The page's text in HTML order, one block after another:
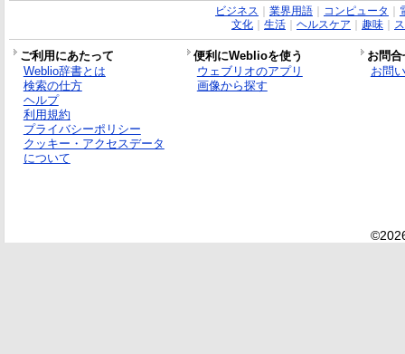
ビジネス 業界用語｜ コンピュータ
文化｜ 生活｜ ヘルスケア 趣味｜
ご利用にあたって 便利にWeblioを使う
お問
Weblio辞書とは
検索の仕方
ヘルプ
利用規約
プライバシーポリシー
クッキー・アクセスデータ
について
ウェブリオのアプリ
画像から探す
お問